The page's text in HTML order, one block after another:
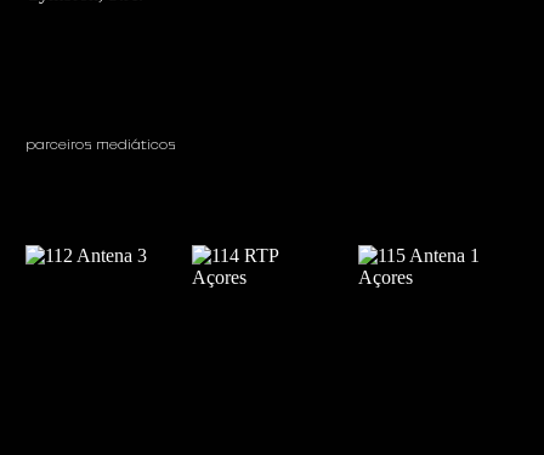
parceiros mediáticos